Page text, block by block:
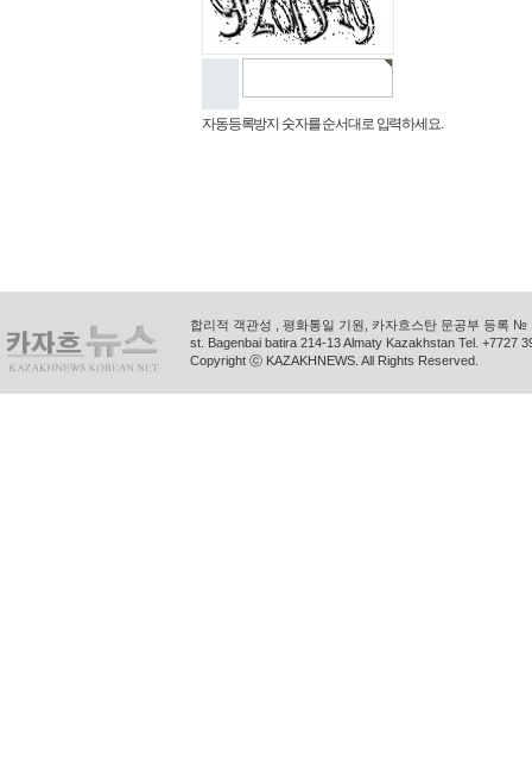
자동등록방지 숫자를 순서대로 입력하세요.
합리적 객관성 , 평화통일 기원, 카자흐스탄 문공부 등록
st. Bagenbai batira 214-13 Almaty Kazakhstan Tel. +7727
Copyright ⓒ KAZAKHNEWS. All Rights Reserved.